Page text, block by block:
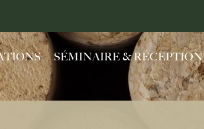
SÉMINAIRE & RÉCEPTION